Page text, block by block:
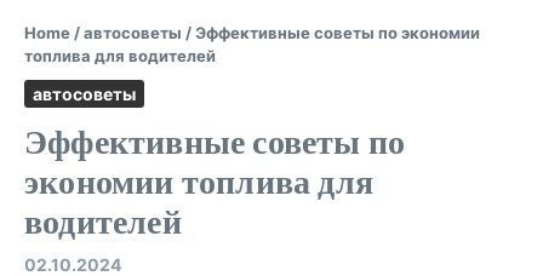
Home /автосоветы /Эффективные советы по экономии
топлива для водителей
автосоветы
Эффективные советы по
экономии топлива для
водителей
02.10.2024